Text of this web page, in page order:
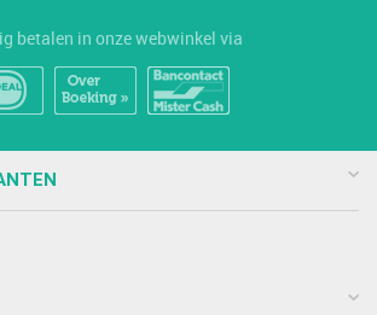
betalen in onze webwinkel via